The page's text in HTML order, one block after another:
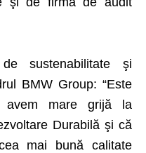
sustenabilitate şi
BMW Group: “Este
avem mare grijă la
Durabilă şi că
mai bună calitate